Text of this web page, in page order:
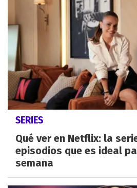
SERIES
Qué ver en Netflix: la
episodios que es ideal
semana